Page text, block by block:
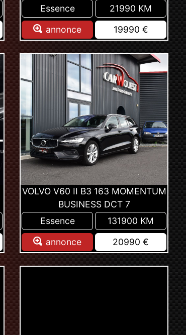
Essence
21990 KM
annonce
19990 €
VOLVO V60 II B3 163 MOMENTUM
BUSINESS DCT 7
Essence
131900 KM
annonce
20990 €